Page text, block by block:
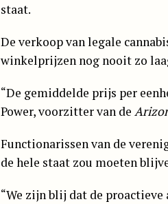
staat.
De verkoop van legale
winkelprijzen nog nooit zo
“De gemiddelde prijs per
Power, voorzitter van de
Functionarissen van de
de hele staat zou moeten
“We zijn blij dat de proactieve